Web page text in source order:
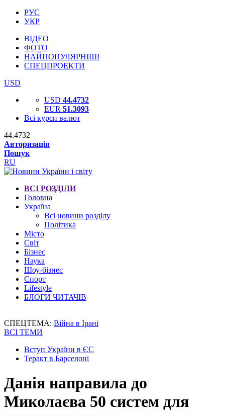
РУС
УКР
ВІДЕО
ФОТО
НАЙПОПУЛЯРНІШІ
СПЕЦПРОЕКТИ
USD
USD 44.4732
EUR 51.3093
Всі курси валют
44.4732
Авторизація
Пошук
RU
ВСІ РОЗДІЛИ
Головна
Україна
Всі новини розділу
Політика
Місто
Світ
Бізнес
Наука
Шоу-бізнес
Спорт
Lifestyle
БЛОГИ ЧИТАЧІВ
СПЕЦТЕМА: Війна в Ірані
ВСІ ТЕМИ
Вступ України в ЄС
Теракт в Барселоні
Данія направила до
Миколаєва 50 систем для